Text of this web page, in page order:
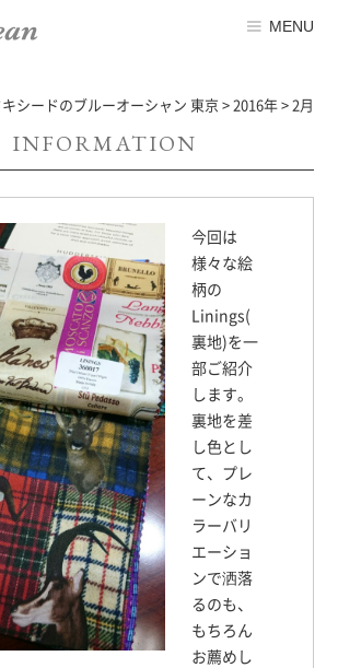
MENU
シードのブルーオーシャン 東京 >2016年>2月
INFORMATION
今回は
様々な絵
柄の
Linings(
裏地)を一
部ご紹介
します。
裏地を差
し色とし
て、プレ
ーンなカ
ラーバリ
エーショ
ンで洒落
るのも、
もちろん
お薦めし